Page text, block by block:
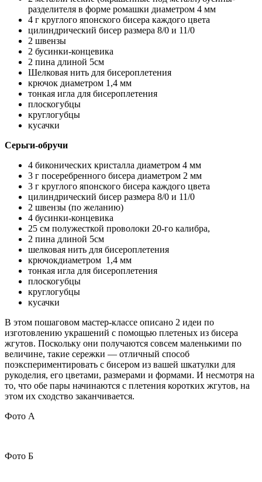
разделителя в форме ромашки диаметром 4 мм
4 г круглого японского бисера каждого цвета
цилиндрический бисер размера 8/0 и 11/0
2 швензы
2 бусинки-концевика
2 пина длиной 5см
Шелковая нить для бисероплетения
крючок диаметром 1,4 мм
тонкая игла для бисероплетения
плоскогубцы
круглогубцы
кусачки
Серьги-обручи
4 биконических кристалла диаметром 4 мм
3 г посеребренного бисера диаметром 2 мм
3 г круглого японского бисера каждого цвета
цилиндрический бисер размера 8/0 и 11/0
2 швензы (по желанию)
4 бусинки-концевика
25 см полужесткой проволоки 20-го калибра,
2 пина длиной 5см
шелковая нить для бисероплетения
крючокдиаметром 1,4 мм
тонкая игла для бисероплетения
плоскогубцы
круглогубцы
кусачки
В этом пошаговом мастер-классе описано 2 идеи по
изготовлению украшений с помощью плетеных из бисера
жгутов. Поскольку они получаются совсем маленькими по
величине, такие сережки — отличный способ
поэкспериментировать с бисером из вашей шкатулки для
рукоделия, его цветами, размерами и формами. И несмотря на
то, что обе пары начинаются с плетения коротких жгутов, на
этом их сходство заканчивается.
Фото А
Фото Б